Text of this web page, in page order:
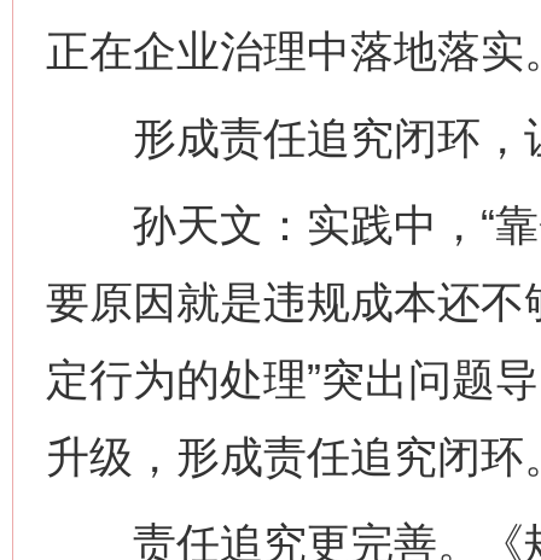
正在企业治理中落地落实
形成责任追究闭环，
孙天文：实践中，“靠
要原因就是违规成本还不
定行为的处理”突出问题
升级，形成责任追究闭环
责任追究更完善。《